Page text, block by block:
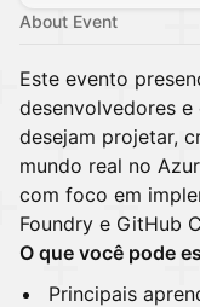
About Event
Este evento
desenvolvedores e
desejam projetar,
mundo real no
com foco em
Foundry e GitHub
O que você pode
Principais